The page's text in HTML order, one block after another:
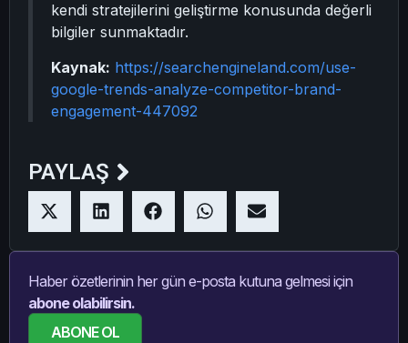
kendi stratejilerini geliştirme konusunda değerli
bilgiler sunmaktadır.
Kaynak: https://searchengineland.com/use-
google-trends-analyze-competitor-brand-
engagement-447092
PAYLAŞ
Haber özetlerinin her gün e-posta kutuna gelmesi için
abone olabilirsin.
ABONE OL